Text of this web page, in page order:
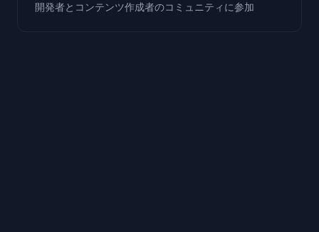
開発者とコンテンツ作成者のコミュニティに参加